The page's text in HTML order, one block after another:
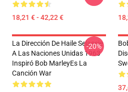
18,21 € - 42,22 €
La Dirección De Haile Selassie
A Las Naciones Unidas 1963
Inspiró Bob MarleyEs La
Canción War
-20%